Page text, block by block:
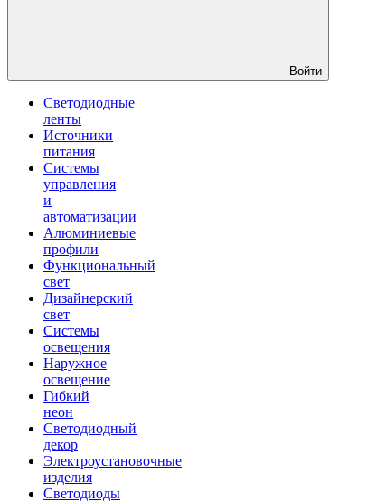
Войти
Светодиодные
ленты
Источники
питания
Системы
управления
и
автоматизации
Алюминиевые
профили
Функциональный
свет
Дизайнерский
свет
Системы
освещения
Наружное
освещение
Гибкий
неон
Светодиодный
декор
Электроустановочные
изделия
Светодиоды